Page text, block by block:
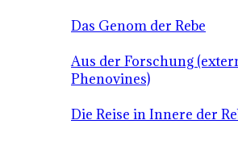
Das Genom der Rebe
Aus der Forschung
Phenovines)
Die Reise in Innere der